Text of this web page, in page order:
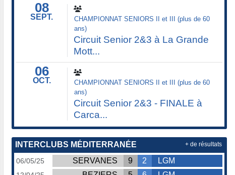
08
SEPT.
CHAMPIONNAT SENIORS II et III (plus de 60
ans)
Circuit Senior 2&3 à La Grande
Mott...
06
OCT.
CHAMPIONNAT SENIORS II et III (plus de 60
ans)
Circuit Senior 2&3 - FINALE à
Carca...
INTERCLUBS MÉDITERRANÉE
06/05/25 SERVANES 9 2 LGM
+ de résultats